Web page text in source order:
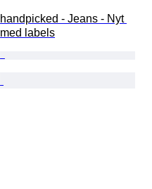
handpicked - Jeans - Nyt
med labels